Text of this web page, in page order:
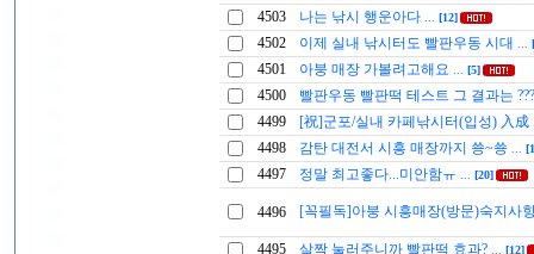
4503 나는 낚시 행운아다 [12]
4502 이제 실내 낚시터도 빨판우동 시대
4501 아붕 매장 가볼려고해요 [5]
4500
빨판우동 빨판떡 테스트 그 결과는
4499
[祝]군포/실내 카페낚시터(입성) 入成
4498 감탄 대전서 시흥 매장까지 쑝~쑝
4497 정말 최고좋다...미안함ㅠ [20]
4496 [꼭필독]아붕 시흥매장(방문)숙지사
4495 살짝 눌러주니까 빨판떡 효과? [12]